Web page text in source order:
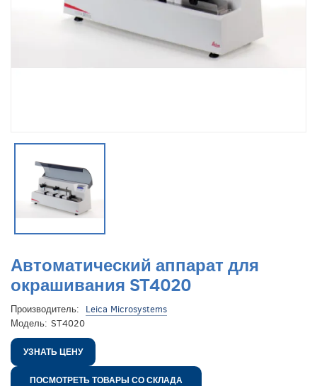
Автоматический аппарат для
окрашивания ST4020
Производитель:
Leica Microsystems
Модель: ST4020
УЗНАТЬ ЦЕНУ
ПОСМОТРЕТЬ ТОВАРЫ СО СКЛАДА